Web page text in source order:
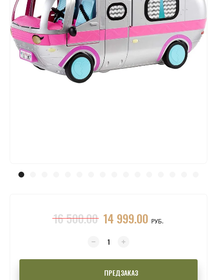
16 500.00 14 999.00 РУБ.
ПРЕДЗАКАЗ